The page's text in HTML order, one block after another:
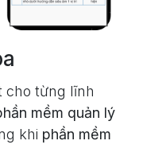
cho từng lĩnh
mềm quản lý
khi phần mềm